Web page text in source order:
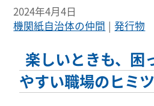
2024年4月4日
機関紙自治体の仲間
発行物
楽しいときも、困
やすい職場のヒミ